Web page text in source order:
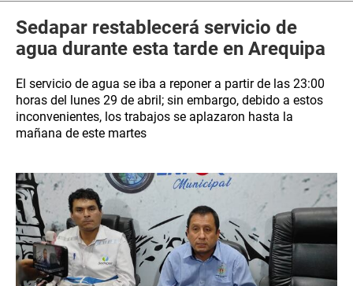
Sedapar restablecerá servicio de
agua durante esta tarde en Arequipa
El servicio de agua se iba a reponer a partir de las 23:00
horas del lunes 29 de abril; sin embargo, debido a estos
inconvenientes, los trabajos se aplazaron hasta la
mañana de este martes